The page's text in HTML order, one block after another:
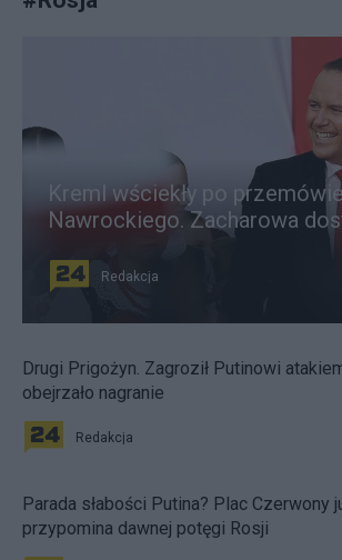
Kreml wściekły po
Nawrockiego. Zacharowa
Redakcja
Drugi Prigożyn. Zagroził Putinowi
obejrzało nagranie
Redakcja
Parada słabości Putina? Plac Czerwony
przypomina dawnej potęgi Rosji